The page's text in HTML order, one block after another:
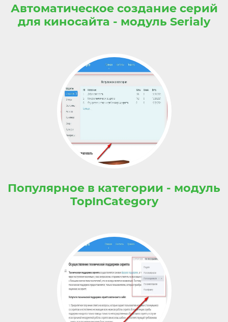
Автоматическое создание серий
для киносайта - модуль Serialy
Популярное в категории - модуль
TopInCategory